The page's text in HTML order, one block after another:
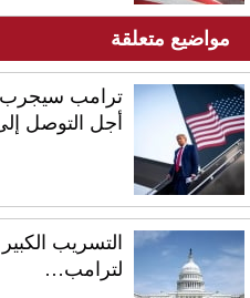
مواضيع متعلقة
ترامب
أجل التوصل
التسريب
لترامب…